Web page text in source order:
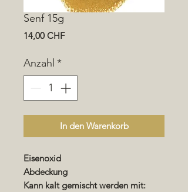
Senf 15g
14,00 CHFPreis
Anzahl *
In den Warenkorb
Eisenoxid
Abdeckung
Kann kalt gemischt werden mit: